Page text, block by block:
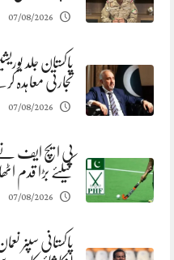
07/08/2026
پاکستان جلد
تجارتی معاہدہ
07/08/2026
پی ایچ ایف نے
کیلئے بڑا قدم
07/08/2026
پاکستانی سپنر